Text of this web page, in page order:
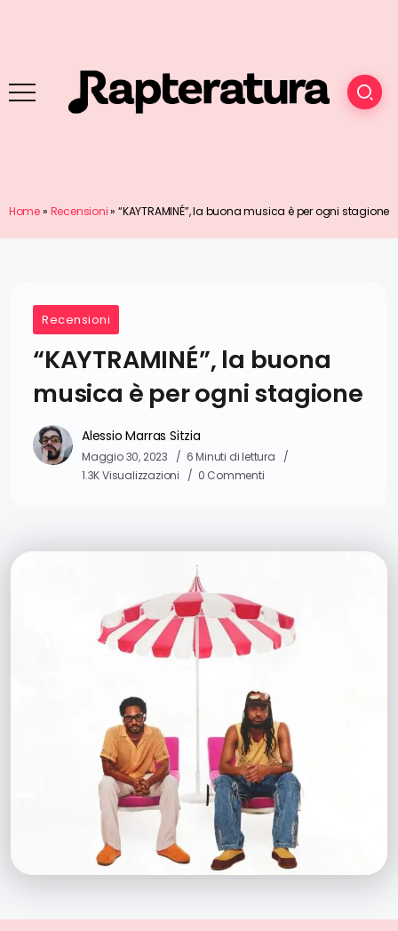
Home» Recensioni» “KAYTRAMINÉ”, la buona musica è per ogni stagione
Recensioni
“KAYTRAMINÉ”, la buona
musica è per ogni stagione
Alessio Marras Sitzia
Maggio 30, 2023
6 Minuti di lettura
1.3K Visualizzazioni
0 Commenti